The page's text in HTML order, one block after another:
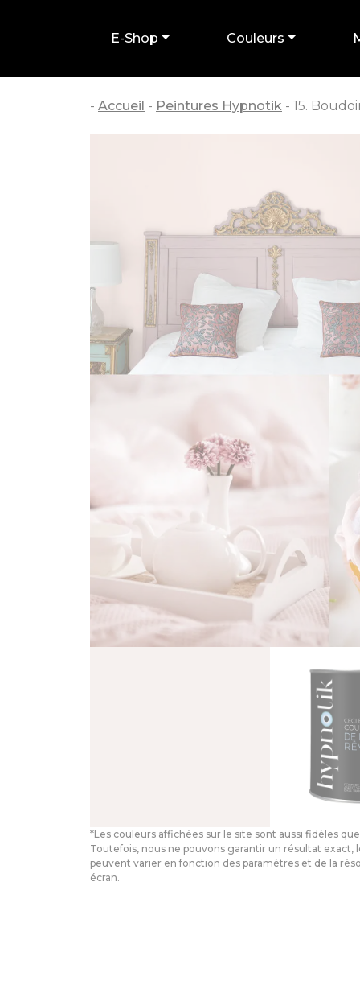
E-Shop Couleurs
- Accueil - Peintures Hypnotik - 15.
*Les couleurs affichées sur le site sont aussi fidèles
Toutefois, nous ne pouvons garantir un résultat exact,
peuvent varier en fonction des paramètres et de la
écran.